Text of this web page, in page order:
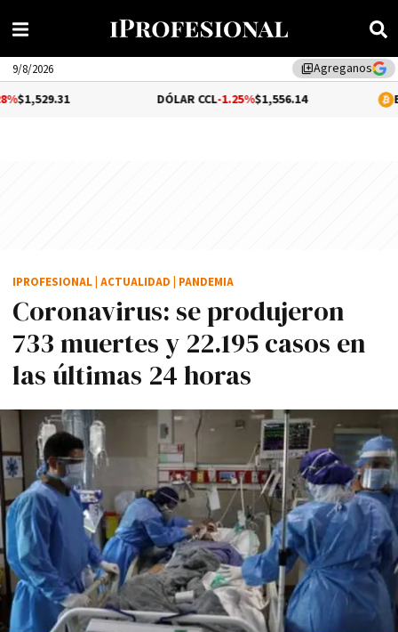
library_addAgreganos
9/8/2026
-1.25%$1,556.14
Coronavirus: se produjeron
733 muertes y 22.195 casos en
las últimas 24 horas
IPROFESIONAL ACTUALIDAD PANDEMIA